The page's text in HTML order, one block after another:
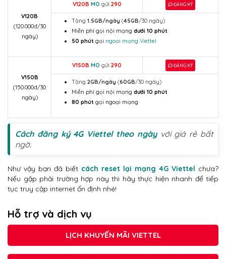
V120B
(120.000đ/30
ngày)
V120B MO gửi 290 ĐĂNG KÝ
Tặng 1.5GB/ngày (45GB/30 ngày)
Miễn phí gọi nội mạng dưới 10 phút
50 phút gọi ngoại mạng Viettel
V150B
(150.000đ/30
ngày)
V150B MO gửi 290 ĐĂNG KÝ
Tặng 2GB/ngày (60GB/30 ngày)
Miễn phí gọi nội mạng dưới 10 phút
80 phút gọi ngoại mạng
Cách đăng ký 4G Viettel theo ngàyvới giá rẻ bất
ngờ.
Như vậy bạn đã biết cách reset lại mạng 4G Viettel chưa?
Nếu gặp phải trường hợp này thì hãy thực hiện nhanh để tiếp
tục truy cập internet ổn định nhé!
Hỗ trợ và dịch vụ
LỊCH KHUYẾN MÃI VIETTEL